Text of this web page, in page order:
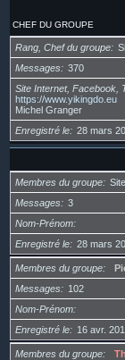
CHEF DU GROUPE
Rang, Chef du groupe
Messages
370
Site Internet, Facebook,
https://www.yikingdo.eu
Michel Granger
Enregistré le
28 mars
Membres du groupe
Messages
3
Nom-Prénom
Enregistré le
28 mars
Membres du groupe
Messages
102
Nom-Prénom
Enregistré le
16 avr.
Membres du groupe